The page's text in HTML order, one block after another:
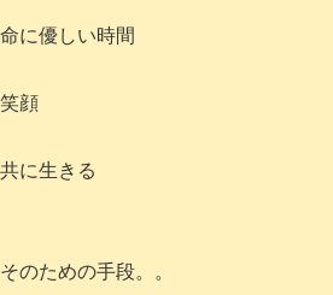
命に優しい時間
笑顔
共に生きる
そのための手段。。